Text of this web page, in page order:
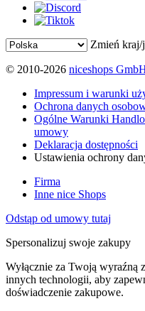
Zmień kraj/
© 2010-2026 niceshops
Impressum i warunki
Ochrona danych
Ogólne Warunki
umowy
Deklaracja dostępności
Ustawienia ochrony
Firma
Inne nice Shops
Odstąp od umowy tutaj
Spersonalizuj swoje zakupy
Wyłącznie za Twoją
innych technologii, aby
doświadczenie zakupowe.